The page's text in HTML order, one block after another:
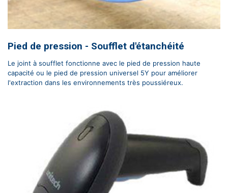
Pied de pression - Soufflet d'étanchéité
Le joint à soufflet fonctionne avec le pied de pression haute
capacité ou le pied de pression universel 5Y pour améliorer
l'extraction dans les environnements très poussiéreux.